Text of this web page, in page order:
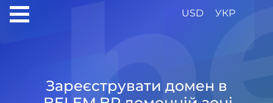
USD УКР
Зареєструвати домен в